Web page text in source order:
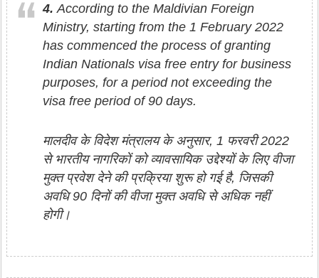
4. According to the Maldivian Foreign
Ministry, starting from the 1 February 2022
has commenced the process of granting
Indian Nationals visa free entry for business
purposes, for a period not exceeding the
visa free period of 90 days.
मालदीव के विदेश मंत्रालय के अनुसार, 1 फरवरी 2022
से भारतीय नागरिकों को व्यावसायिक उद्देश्यों के लिए वीजा
मुक्त प्रवेश देने की प्रक्रिया शुरू हो गई है, जिसकी
अवधि 90 दिनों की वीजा मुक्त अवधि से अधिक नहीं
होगी।